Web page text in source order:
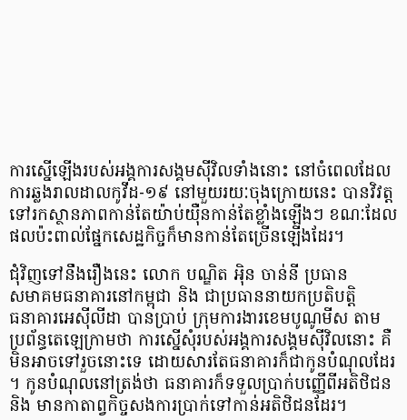
ការស្នើ​ឡើង​របស់​អង្គការ​សង្គមស៊ីវិលទាំងនោះ នៅចំពេលដែល
ការ​ឆ្លង​រាលដាល​កូ​វី​ដ​-១៩ នៅ​មួយ​រយៈ​ចុង​ក្រោយ​នេះ បាន​វិ​វត្ត​
ទៅ​រក​ស្ថានភាព​កាន់តែ​យ៉ាប់យ៉ឺន​កាន់តែ​ខ្លាំង​ឡើង​ៗ ខណៈ​ដែល​
ផល​ប៉ះពាល់​ផ្នែក​សេដ្ឋកិច្ច​ក៏​មាន​កាន់តែ​ច្រើន​ឡើង​ដែរ​។
ជុំវិញទៅនឹងរឿងនេះ លោក បណ្ឌិត អុិ​ន ចាន់​នី ប្រធាន​
សមាគម​ធនាគារ​នៅ​កម្ពុជា និង ជា​ប្រធាន​នាយក​ប្រតិបត្តិ​
ធនាគារ​អេ​ស៊ី​លី​ដា បាន​ប្រាប់ ក្រុមការងារ​ខេ​ម​បូ​ណូ​មី​ស តាម​
ប្រព័ន្ធ​តេ​ឡេ​ក្រាម​ថា ការ​ស្នើ​សុំ​របស់​អង្គការ​សង្គម​ស៊ី​វិល​នោះ គឺ​
មិន​អាច​ទៅ​រួច​នោះ​ទេ ដោយសារ​តែ​ធនាគារ​ក៏​ជា​កូនបំណុល​ដែរ​
។ កូនបំណុល​នៅ​ត្រង់​ថា ធនាគារ​ក៏​ទទួល​ប្រាក់​បញ្ញើ​ពី​អតិថិជន
និង មានកា​តា​ព្វ​កិច្ច​សងការ​ប្រាក់​ទៅ​កាន់​អតិថិជន​ដែរ​។